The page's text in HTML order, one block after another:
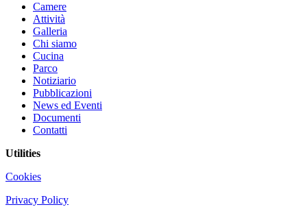
Camere
Attività
Galleria
Chi siamo
Cucina
Parco
Notiziario
Pubblicazioni
News ed Eventi
Documenti
Contatti
Utilities
Cookies
Privacy Policy